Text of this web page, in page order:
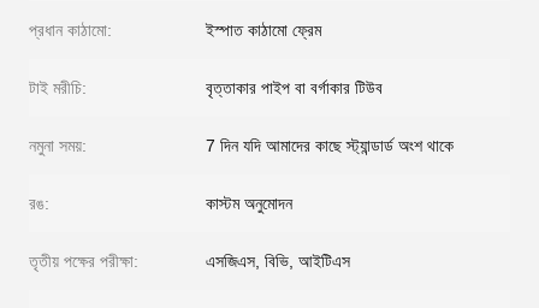
প্রধান কাঠামো: ইস্পাত কাঠামো ফ্রেম
টাই মরীচি: বৃত্তাকার পাইপ বা বর্গাকার টিউব
নমুনা সময়: 7 দিন যদি আমাদের কাছে স্ট্যান্ডার্ড অংশ থাকে
রঙ: কাস্টম অনুমোদন
তৃতীয় পক্ষের পরীক্ষা: এসজিএস, বিভি, আইটিএস